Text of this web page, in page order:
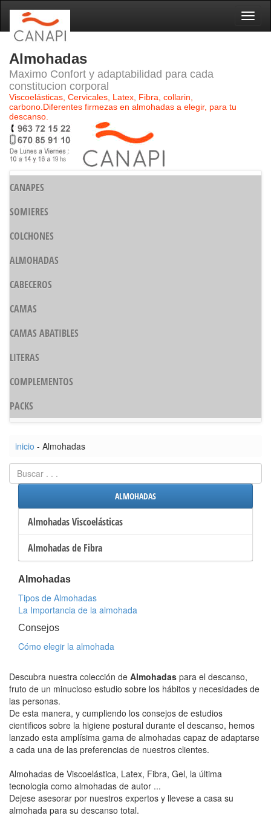
Almohadas
Maximo Confort y adaptabilidad para cada
constitucion corporal
Viscoelásticas, Cervicales, Latex, Fibra, collarin,
carbono.Diferentes firmezas en almohadas a elegir, para tu
descanso.
CANAPES
SOMIERES
COLCHONES
ALMOHADAS
CABECEROS
CAMAS
CAMAS ABATIBLES
LITERAS
COMPLEMENTOS
PACKS
inicio - Almohadas
ALMOHADAS
Almohadas Viscoelásticas
Almohadas de Fibra
Almohadas
Tipos de Almohadas
La Importancia de la almohada
Consejos
Cómo elegir la almohada
Descubra nuestra colección de Almohadas para el descanso,
fruto de un minucioso estudio sobre los hábitos y necesidades de
las personas.
De esta manera, y cumpliendo los consejos de estudios
cientificos sobre la higiene postural durante el descanso, hemos
lanzado esta amplísima gama de almohadas capaz de adaptarse
a cada una de las preferencias de nuestros clientes.
Almohadas de Viscoelástica, Latex, Fibra, Gel, la última
tecnologia como almohadas de autor ...
Dejese asesorar por nuestros expertos y llevese a casa su
almohada para su descanso total.